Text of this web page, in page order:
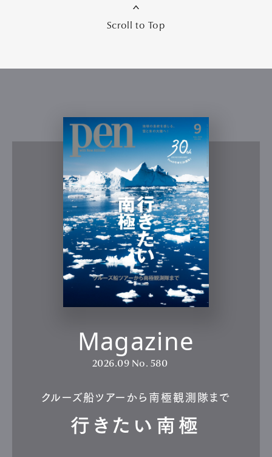
Scroll to Top
Magazine
2026.09 No. 580
クルーズ船ツアーから南極観測隊まで
行きたい南極